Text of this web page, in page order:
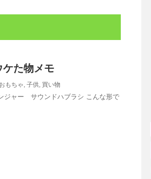
ケた物メモ
おもちゃ 子供 買い物
ジャー サウンドハブラシ こんな形で